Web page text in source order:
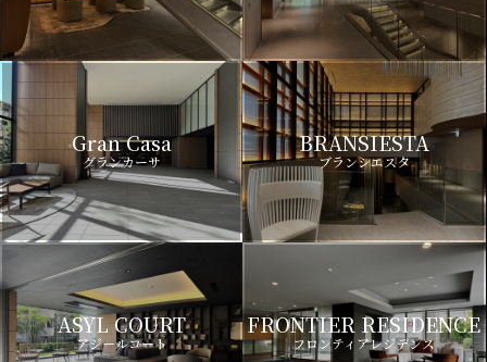
Gran Casa
グランカーサ
BRANSIESTA
ブランシエスタ
ASYL COURT
アジールコート
FRONTIER RESIDENCE
フロンティアレジデンス